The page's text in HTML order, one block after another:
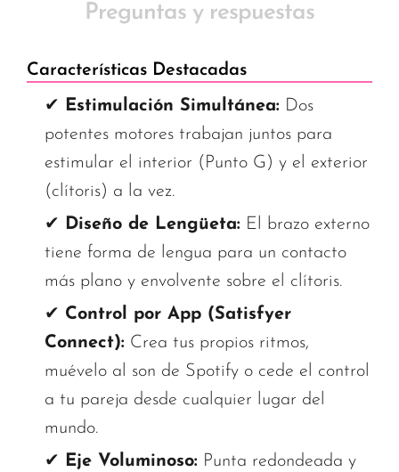
Preguntas y respuestas
Características Destacadas
✔ Estimulación Simultánea: Dos
potentes motores trabajan juntos para
estimular el interior (Punto G) y el exterior
(clítoris) a la vez.
✔ Diseño de Lengüeta: El brazo externo
tiene forma de lengua para un contacto
más plano y envolvente sobre el clítoris.
✔ Control por App (Satisfyer
Connect): Crea tus propios ritmos,
muévelo al son de Spotify o cede el control
a tu pareja desde cualquier lugar del
mundo.
✔ Eje Voluminoso: Punta redondeada y